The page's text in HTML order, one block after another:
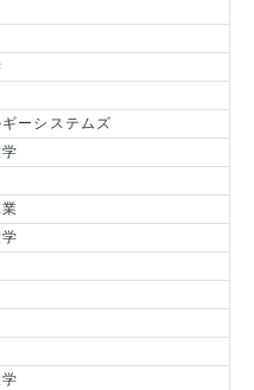
ーシステムズ